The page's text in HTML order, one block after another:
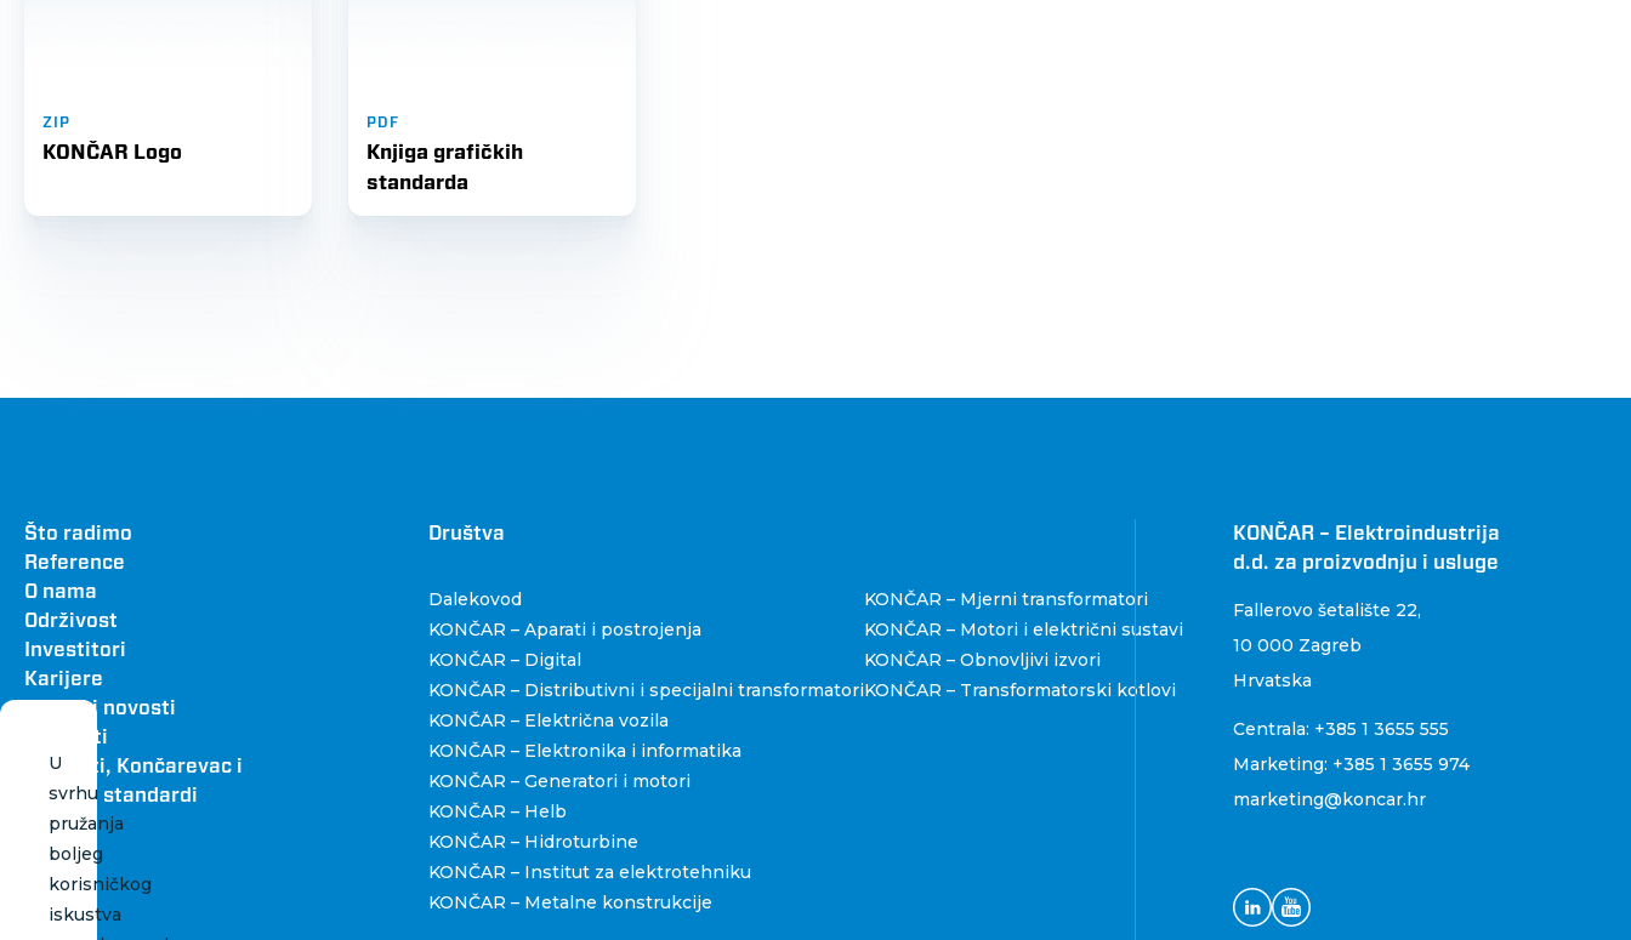
ZIP
KONČAR Logo
PDF
Knjiga grafičkih
standarda
Footer
Što radimo
Reference
O nama
Održivost
Investitori
Karijere
Vijesti i novosti
Kontakti
Katalozi, Končarevac i
grafički standardi
Društva
Društva
Dalekovod
KONČAR – Aparati i postrojenja
KONČAR – Digital
KONČAR – Distributivni i specijalni transformatori
KONČAR – Električna vozila
KONČAR – Elektronika i informatika
KONČAR – Generatori i motori
KONČAR – Helb
KONČAR – Hidroturbine
KONČAR – Institut za elektrotehniku
KONČAR – Metalne konstrukcije
KONČAR – Mjerni transformatori
KONČAR – Motori i električni sustavi
KONČAR – Obnovljivi izvori
KONČAR – Transformatorski kotlovi
KONČAR – Elektroindustrija
d.d. za proizvodnju i usluge
Fallerovo šetalište 22,
10 000 Zagreb
Hrvatska
Centrala: +385 1 3655 555
Marketing: +385 1 3655 974
marketing@koncar.hr
U
svrhu
pružanja
boljeg
korisničkog
iskustva